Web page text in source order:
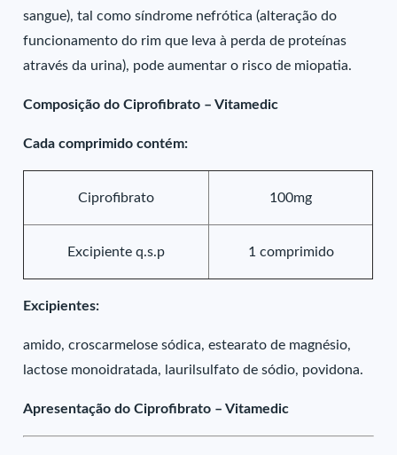
sangue), tal como síndrome nefrótica (alteração do
funcionamento do rim que leva à perda de proteínas
através da urina), pode aumentar o risco de miopatia.
Composição do Ciprofibrato – Vitamedic
Cada comprimido contém:
Ciprofibrato 100mg
Excipiente q.s.p 1 comprimido
Excipientes:
amido, croscarmelose sódica, estearato de magnésio,
lactose monoidratada, laurilsulfato de sódio, povidona.
Apresentação do Ciprofibrato – Vitamedic